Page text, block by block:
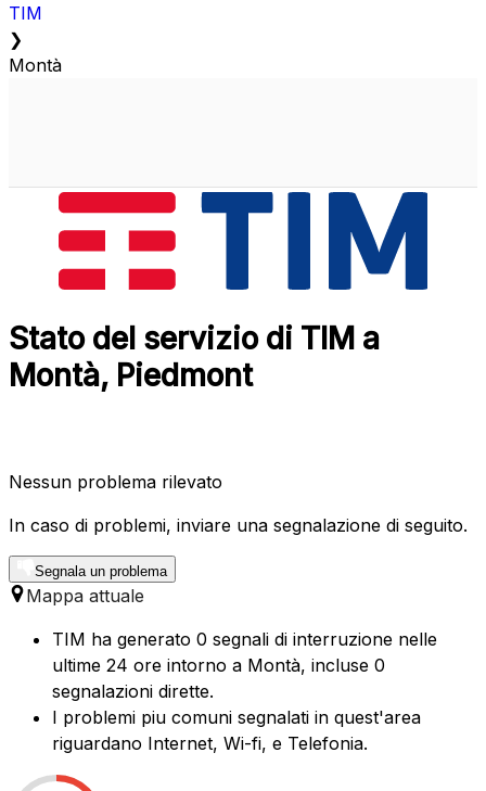
TIM
❯
Montà
Stato del servizio di TIM a
Montà, Piedmont
Nessun problema rilevato
In caso di problemi, inviare una segnalazione di seguito.
Segnala un problema
Mappa attuale
TIM ha generato 0 segnali di interruzione nelle
ultime 24 ore intorno a Montà, incluse 0
segnalazioni dirette.
I problemi piu comuni segnalati in quest'area
riguardano Internet, Wi-fi, e Telefonia.